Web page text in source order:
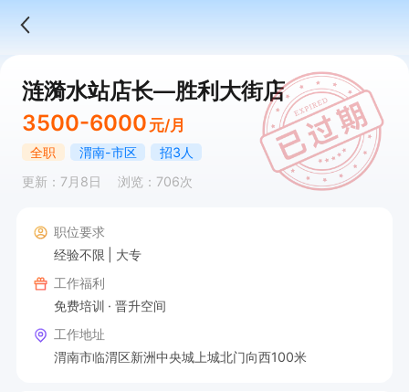
涟漪水站店长—胜利大街店
3500-6000 元/月
全职 渭南-市区
招3人
更新：7月8日
浏览：706次
职位要求
经验不限
大专
工作福利
免费培训
晋升空间
工作地址
渭南市临渭区新洲中央城上城北门向西100米